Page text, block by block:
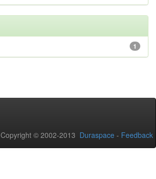
1
Copyright © 2002-2013 Duraspace - Feedback